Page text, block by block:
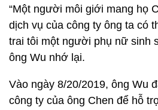
“Một người môi giới mang họ
dịch vụ của công ty ông ta có
trai tôi một người phụ nữ sinh
ông Wu nhớ lại.
Vào ngày 8/20/2019, ông Wu
công ty của ông Chen để hỗ